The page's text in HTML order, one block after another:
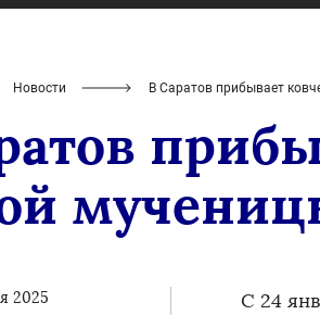
Новости В Саратов прибывает
2025
С 24